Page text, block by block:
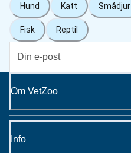
Hund Katt Smådjur
Fisk Reptil
Om VetZoo
Info